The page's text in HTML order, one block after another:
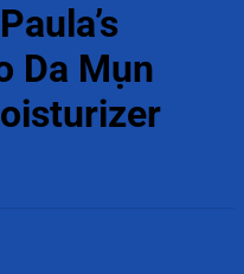
Da Mụn